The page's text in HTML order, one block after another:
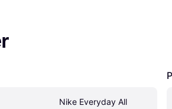
Nike Everyday All